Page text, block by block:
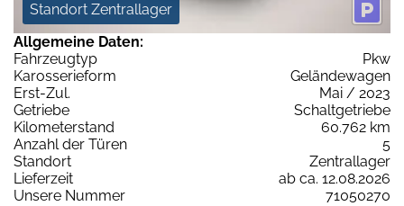
Standort Zentrallager
Allgemeine Daten:
Fahrzeugtyp
Pkw
Karosserieform
Geländewagen
Erst-Zul.
Mai / 2023
Getriebe
Schaltgetriebe
Kilometerstand
60.762 km
Anzahl der Türen
5
Standort
Zentrallager
Lieferzeit
ab ca. 12.08.2026
Unsere Nummer
71050270